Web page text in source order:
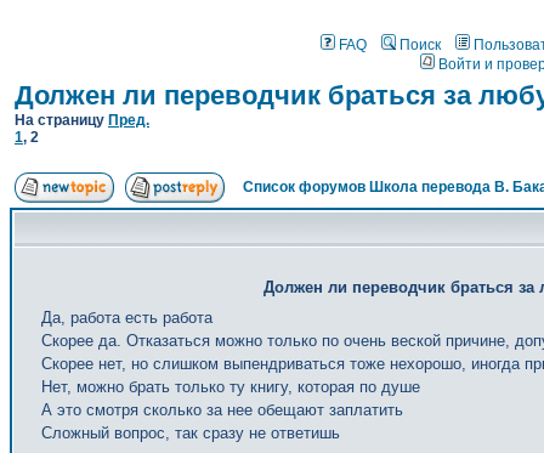
FAQ Поиск
Войти и
Должен ли переводчик браться за
На страницу Пред.
1, 2
Список форумов Школа перевода В.
Должен ли переводчик браться за
Да, работа есть работа
Скорее да. Отказаться можно только по очень веской причине,
Скорее нет, но слишком выпендриваться тоже нехорошо, иногда
Нет, можно брать только ту книгу, которая по душе
А это смотря сколько за нее обещают заплатить
Сложный вопрос, так сразу не ответишь